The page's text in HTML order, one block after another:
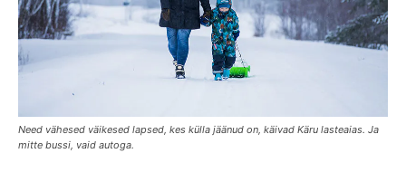
Need vähesed väikesed lapsed, kes külla jäänud on, käivad Käru lasteaias. Ja
mitte bussi, vaid autoga.